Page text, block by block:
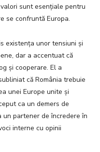
sunt esențiale pentru
se confruntă Europa.
existența unor tensiuni și
dar a accentuat că
și cooperare. El a
că România trebuie
unei Europe unite și
ca un demers de
partener de încredere în
interne cu opinii